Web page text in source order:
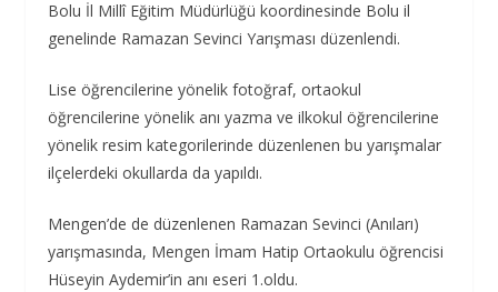
Bolu İl Millî Eğitim Müdürlüğü koordinesinde Bolu il
genelinde Ramazan Sevinci Yarışması düzenlendi.
Lise öğrencilerine yönelik fotoğraf, ortaokul
öğrencilerine yönelik anı yazma ve ilkokul öğrencilerine
yönelik resim kategorilerinde düzenlenen bu yarışmalar
ilçelerdeki okullarda da yapıldı.
Mengen’de de düzenlenen Ramazan Sevinci (Anıları)
yarışmasında, Mengen İmam Hatip Ortaokulu öğrencisi
Hüseyin Aydemir’in anı eseri 1.oldu.